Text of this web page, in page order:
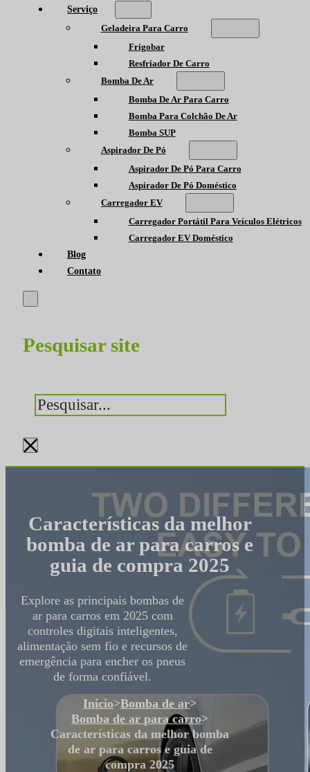
Serviço
Geladeira Para Carro
Frigobar
Resfriador De Carro
Bomba De Ar
Bomba De Ar Para Carro
Bomba Para Colchão De Ar
Bomba SUP
Aspirador De Pó
Aspirador De Pó Para Carro
Aspirador De Pó Doméstico
Carregador EV
Carregador Portátil Para Veículos Elétricos
Carregador EV Doméstico
Blog
Contato
Pesquisar site
Pesquisar
×
Características da melhor
bomba de ar para carros e
guia de compra 2025
Explore as principais bombas de
ar para carros em 2025 com
controles digitais inteligentes,
alimentação sem fio e recursos de
emergência para encher os pneus
de forma confiável.
Início>Bomba de ar>
Bomba de ar para carro>
Características da melhor bomba
de ar para carros e guia de
compra 2025